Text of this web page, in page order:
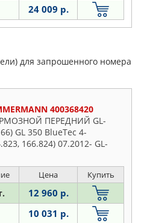
24 009 р.
для запрошенного номера
400368420
ПЕРЕДНИЙ GL-
GL 350 BlueTec 4-
166.824) 07.2012- GL-
Цена Купить
12 960 р.
10 031 р.